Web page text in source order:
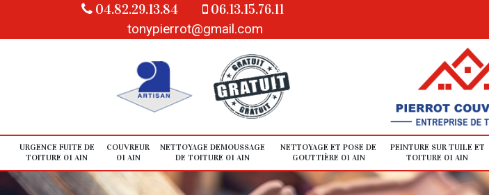
04.82.29.13.84
06.13.15.76.11
tonypierrot@gmail.com
URGENCE FUITE DE
TOITURE 01 AIN
COUVREUR
01 AIN
NETTOYAGE DEMOUSSAGE
DE TOITURE 01 AIN
NETTOYAGE ET POSE DE
GOUTTIÈRE 01 AIN
PEINTURE SUR TUILE ET
TOITURE 01 AIN